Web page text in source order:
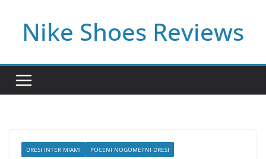
contentNike Shoes Reviews
DRESI INTER MIAMI POCENI NOGOMETNI DRESI